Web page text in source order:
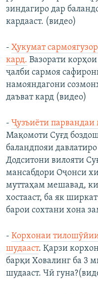
зиндагиро дар
кардааст. (видео)
- Ҳукумат
кард. Вазорати
ҷалби сармоя
намояндагони
даъват кард (видео)
- Ҷузъиёти парвандаи
Мақомоти Суғд
баландпояи
Додситони вилояти
мансабдори Оҷонси
муттаҳам мешавад,
хостааст, ба як
барои сохтани хона
- Корхонаи
шудааст. Қарзи
барқи Ховалинг ба 3
шудааст. Чӣ